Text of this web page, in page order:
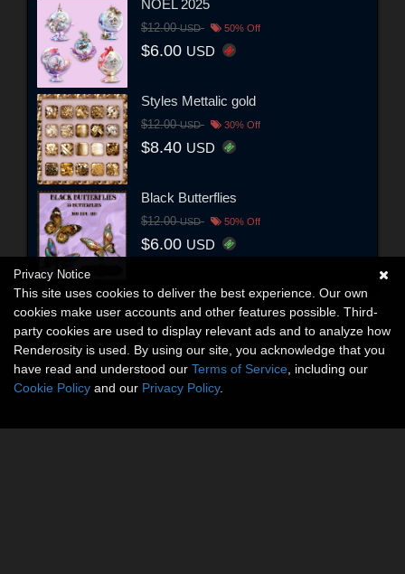
NOEL 2025
$12.00USD 50% Off
$6.00 USD
Styles Mettalic gold
$12.00USD 30% Off
$8.40 USD
Black Butterflies
$12.00USD 50% Off
$6.00 USD
Privacy Notice
This site uses cookies to deliver the best experience. Our own
cookies make user accounts and other features possible. Third-
party cookies are used to display relevant ads and to analyze how
Renderosity is used. By using our site, you acknowledge that you
have read and understood our Terms of Service , including our
Cookie Policy and our Privacy Policy.